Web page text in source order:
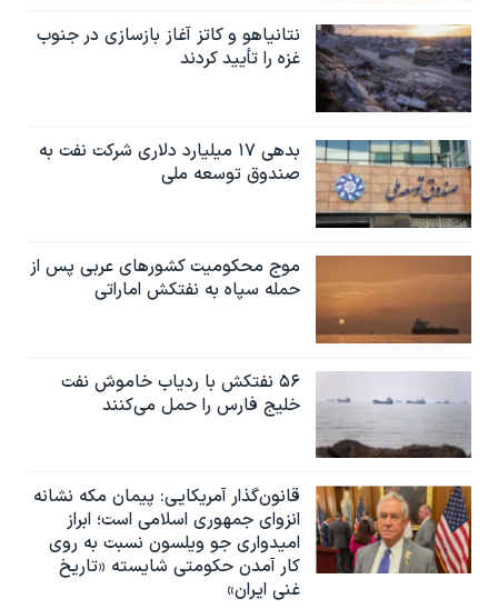
نتانیاهو و کاتز آغاز بازسازی در جنوب
غزه را تأیید کردند
بدهی ۱۷ میلیارد دلاری شرکت نفت به
صندوق توسعه ملی
موج محکومیت کشورهای عربی پس از
حمله سپاه به نفتکش اماراتی
۵۶ نفتکش با ردیاب خاموش نفت
خلیج فارس را حمل می‌کنند
قانون‌گذار آمریکایی: پیمان مکه نشانه
انزوای جمهوری اسلامی است؛ ابراز
امیدواری جو ویلسون نسبت به روی
کار آمدن حکومتی شایسته «تاریخ
غنی ایران»